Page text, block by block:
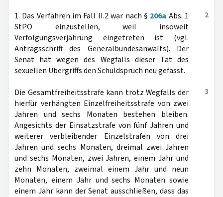
2
1. Das Verfahren im Fall II.2 war nach § 206a Abs. 1
StPO einzustellen, weil insoweit
Verfolgungsverjährung eingetreten ist (vgl.
Antragsschrift des Generalbundesanwalts). Der
Senat hat wegen des Wegfalls dieser Tat des
sexuellen Übergriffs den Schuldspruch neu gefasst.
3
Die Gesamtfreiheitsstrafe kann trotz Wegfalls der
hierfür verhängten Einzelfreiheitsstrafe von zwei
Jahren und sechs Monaten bestehen bleiben.
Angesichts der Einsatzstrafe von fünf Jahren und
weiterer verbleibender Einzelstrafen von drei
Jahren und sechs Monaten, dreimal zwei Jahren
und sechs Monaten, zwei Jahren, einem Jahr und
zehn Monaten, zweimal einem Jahr und neun
Monaten, einem Jahr und sechs Monaten sowie
einem Jahr kann der Senat ausschließen, dass das